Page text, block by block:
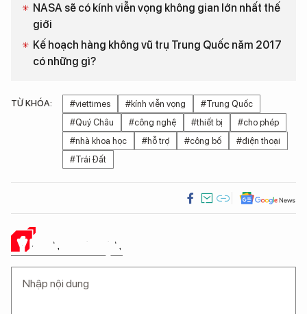
NASA sẽ có kính viễn vọng không gian lớn nhất thế
giới
Kế hoạch hàng không vũ trụ Trung Quốc năm 2017
có những gì?
TỪ KHÓA: #viettimes #kính viễn vọng
#Trung Quốc
#Quý Châu
#công nghệ #thiết bị
#cho phép
#nhà khoa học
#hỗ trợ #công bố
#điện thoại
#Trái Đất
Ý KIẾN CỦA BẠN